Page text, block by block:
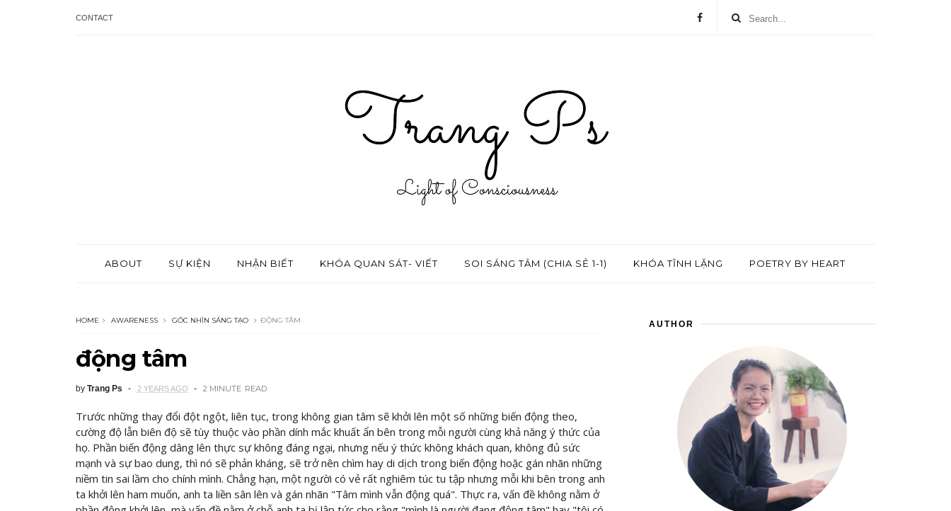
CONTACT
ABOUT SỰ KIỆN NHẬN BIẾT KHÓA QUAN SÁT- VIẾT SOI SÁNG TÂM (CHIA SẺ 1-1) KHÓA TĨNH LẶNG POETRY BY HEART
HOME AWARENESS GÓC NHÌN SÁNG TẠO ĐỘNG TÂM
động tâm
by Trang Ps 2 YEARS AGO 2 MINUTE READ
Trước những thay đổi đột ngột, liên tục, trong không gian tâm sẽ khởi lên một số những biến động theo,
cường độ lẫn biên độ sẽ tùy thuộc vào phần dính mắc khuất ẩn bên trong mỗi người cùng khả năng ý thức của
họ. Phần biến động dâng lên thực sự không đáng ngại, nhưng nếu ý thức không khách quan, không đủ sức
mạnh và sự bao dung, thì nó sẽ phản kháng, sẽ trở nên chìm hay di dịch trong biến động hoặc gán nhãn những
niềm tin sai lầm cho chính mình. Chẳng hạn, một người có vẻ rất nghiêm túc tu tập nhưng mỗi khi bên trong anh
ta khởi lên ham muốn, anh ta liền sân lên và gán nhãn "Tâm mình vẫn động quá". Thực ra, vấn đề không nằm ở
AUTHOR